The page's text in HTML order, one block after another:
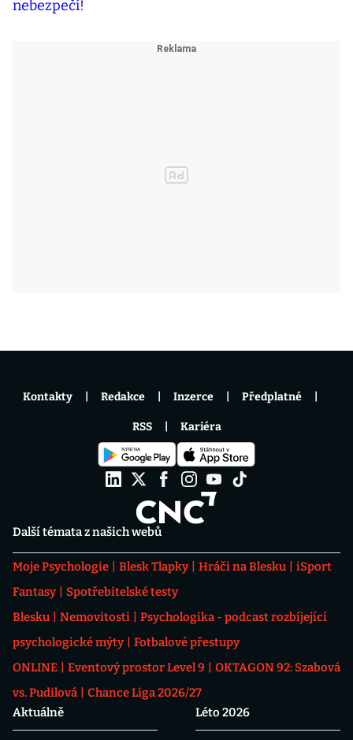
Další témata z našich webů
Moje Psychologie Blesk Tlapky Hráči na Blesku
iSport
Fantasy
Spotřebitelské testy
Blesku
Nemovitosti
Psychologika - podcast rozbíjející
psychologické mýty
Fotbalové přestupy
ONLINE
Eventový prostor Level 9
OKTAGON 92: Szabová
vs. Pudilová
Chance Liga 2026/27
Aktuálně
Léto 2026
Kontakty Redakce Inzerce Předplatné
RSS Kariéra